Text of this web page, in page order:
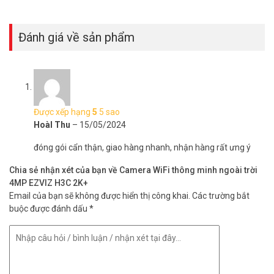
năng chống chịu với những điều kiện thời tiết khắc nghiệt nhất – bất
kể gió, mưa, bão, tuyết.
EZVIZ H3c 2K⁺ – Tích hợp thông minh, điều
Đánh giá về sản phẩm
Được xếp hạng 5 5 sao
HoàI Thu – 15/05/2024
đóng gói cẩn thận, giao hàng nhanh, nhận hàng rất ưng ý
Chia sẻ nhận xét của bạn về Camera WiFi thông minh ngoài trời
4MP EZVIZ H3C 2K+
Email của bạn sẽ không được hiển thị công khai. Các trường bắt
buộc được đánh dấu *